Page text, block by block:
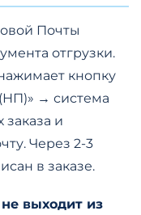
Почты
отгрузки.
кнопку
→ система
и
Через 2-3
в заказе.
выходит из